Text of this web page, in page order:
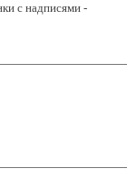
с надписями -